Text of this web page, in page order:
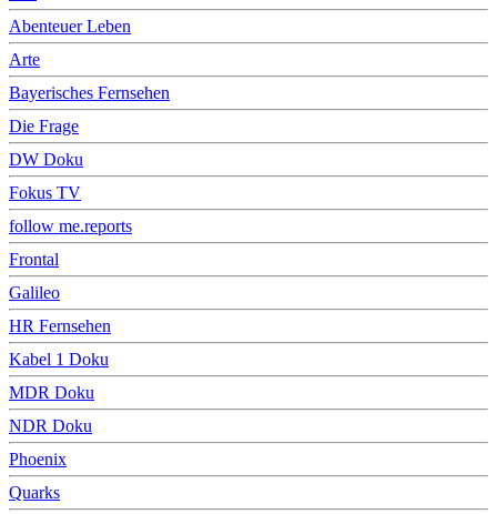
Abenteuer Leben
Arte
Bayerisches Fernsehen
Die Frage
DW Doku
Fokus TV
follow me.reports
Frontal
Galileo
HR Fernsehen
Kabel 1 Doku
MDR Doku
NDR Doku
Phoenix
Quarks